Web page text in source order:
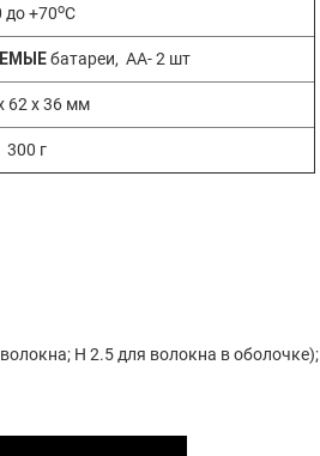
до +70оС
батареи, АА- 2 шт
62 х 36 мм
300 г
H 2.5 для волокна в оболочке);